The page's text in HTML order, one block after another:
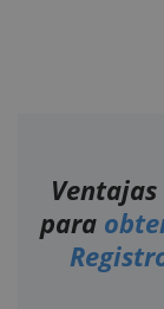
para